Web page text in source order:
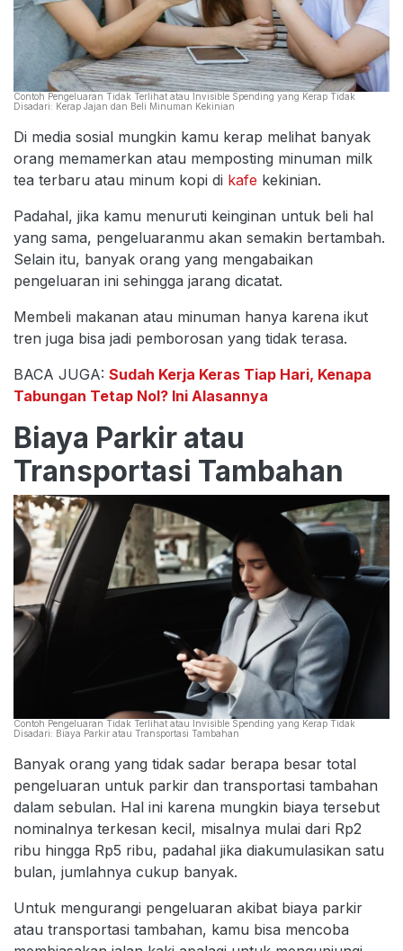
Contoh Pengeluaran Tidak Terlihat atau Invisible Spending yang Kerap Tidak
Disadari: Kerap Jajan dan Beli Minuman Kekinian
Di media sosial mungkin kamu kerap melihat banyak
orang memamerkan atau memposting minuman milk
tea terbaru atau minum kopi di kafe kekinian.
Padahal, jika kamu menuruti keinginan untuk beli hal
yang sama, pengeluaranmu akan semakin bertambah.
Selain itu, banyak orang yang mengabaikan
pengeluaran ini sehingga jarang dicatat.
Membeli makanan atau minuman hanya karena ikut
tren juga bisa jadi pemborosan yang tidak terasa.
BACA JUGA: Sudah Kerja Keras Tiap Hari, Kenapa
Tabungan Tetap Nol? Ini Alasannya
Biaya Parkir atau
Transportasi Tambahan
Contoh Pengeluaran Tidak Terlihat atau Invisible Spending yang Kerap Tidak
Disadari: Biaya Parkir atau Transportasi Tambahan
Banyak orang yang tidak sadar berapa besar total
pengeluaran untuk parkir dan transportasi tambahan
dalam sebulan. Hal ini karena mungkin biaya tersebut
nominalnya terkesan kecil, misalnya mulai dari Rp2
ribu hingga Rp5 ribu, padahal jika diakumulasikan satu
bulan, jumlahnya cukup banyak.
Untuk mengurangi pengeluaran akibat biaya parkir
atau transportasi tambahan, kamu bisa mencoba